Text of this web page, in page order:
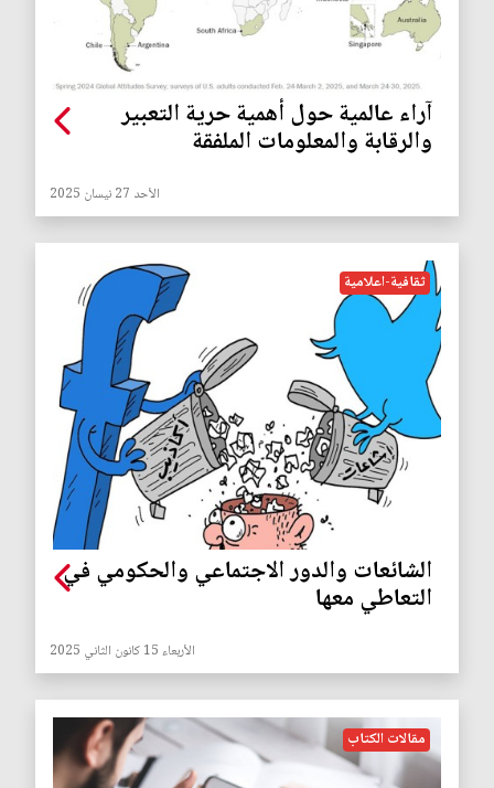
آراء عالمية حول أهمية حرية التعبير
والرقابة والمعلومات الملفقة
الأحد 27 نيسان 2025
ثقافية-اعلامية
الشائعات والدور الاجتماعي والحكومي في
التعاطي معها
الأربعاء 15 كانون الثاني 2025
مقالات الكتاب